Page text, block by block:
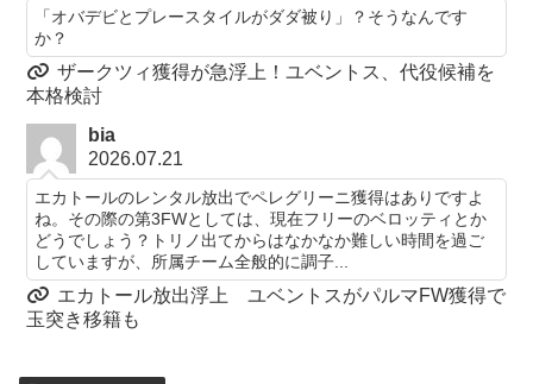
「オバデビとプレースタイルがダダ被り」？そうなんです
か？
ザークツィ獲得が急浮上！ユベントス、代役候補を
本格検討
bia
2026.07.21
エカトールのレンタル放出でペレグリーニ獲得はありですよ
ね。その際の第3FWとしては、現在フリーのベロッティとか
どうでしょう？トリノ出てからはなかなか難しい時間を過ご
していますが、所属チーム全般的に調子...
エカトール放出浮上 ユベントスがパルマFW獲得で
玉突き移籍も